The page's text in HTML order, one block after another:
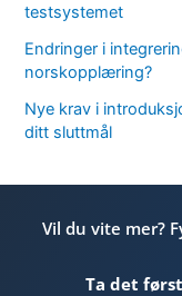
testsystemet
Endringer i
norskopplæring?
Nye krav i
ditt sluttmål
Vil du vite mer?
Ta det